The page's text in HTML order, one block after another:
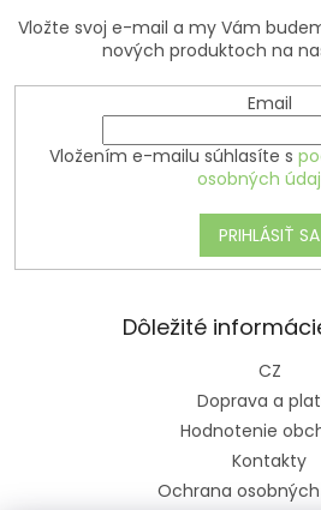
Vložte svoj e-mail a my Vám
nových produktoch na
Email
Vložením e-mailu súhlasíte s
osobných
PRIHLÁSIŤ SA
Dôležité
CZ
Doprava a
Hodnotenie
Kontakty
Ochrana